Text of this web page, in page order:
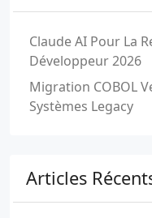
Claude AI Pour La
Développeur 2026
Migration COBOL
Systèmes Legacy
Articles